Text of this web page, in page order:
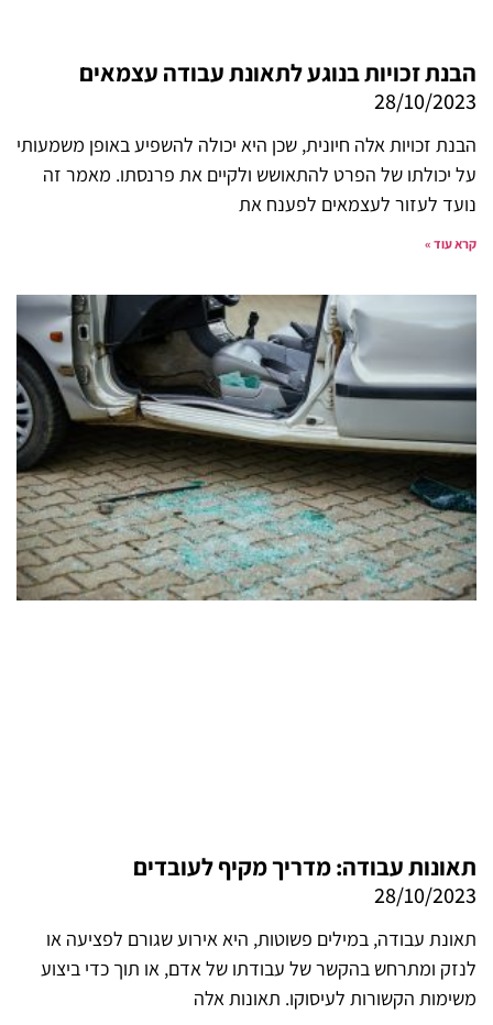
הבנת זכויות בנוגע לתאונת עבודה עצמאים
28/10/2023
הבנת זכויות אלה חיונית, שכן היא יכולה להשפיע באופן משמעותי
על יכולתו של הפרט להתאושש ולקיים את פרנסתו. מאמר זה
נועד לעזור לעצמאים לפענח את
קרא עוד »
תאונות עבודה: מדריך מקיף לעובדים
28/10/2023
תאונת עבודה, במילים פשוטות, היא אירוע שגורם לפציעה או
לנזק ומתרחש בהקשר של עבודתו של אדם, או תוך כדי ביצוע
משימות הקשורות לעיסוקו. תאונות אלה